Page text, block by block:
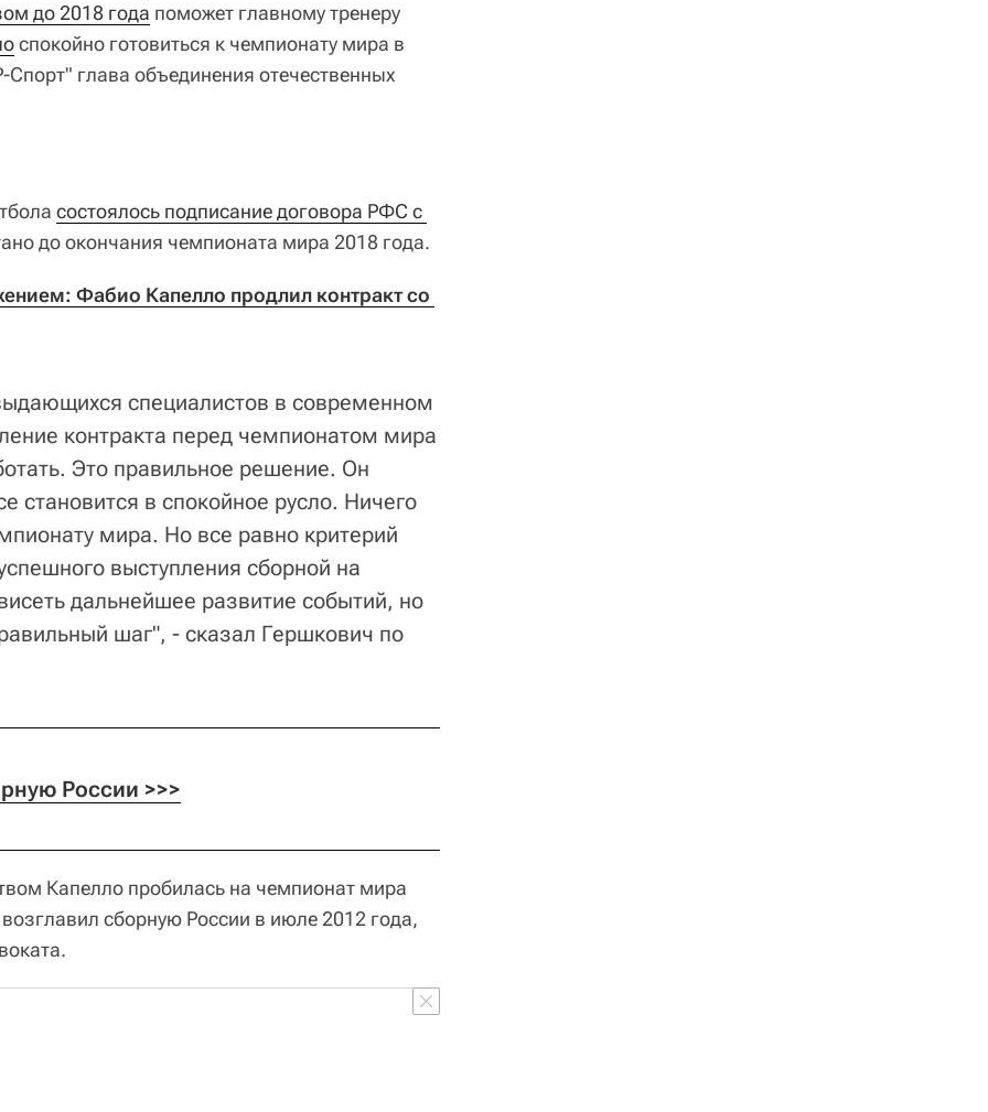
до 2018 года поможет главному тренеру
спокойно готовиться к чемпионату мира в
Спорт" глава объединения отечественных
состоялось подписание договора РФС с
до окончания чемпионата мира 2018 года.
Фабио Капелло продлил контракт со
специалистов в современном
контракта перед чемпионатом мира
Это правильное решение. Он
становится в спокойное русло. Ничего
мира. Но все равно критерий
выступления сборной на
дальнейшее развитие событий, но
шаг", - сказал Гершкович по
России >>>
Капелло пробилась на чемпионат мира
сборную России в июле 2012 года,